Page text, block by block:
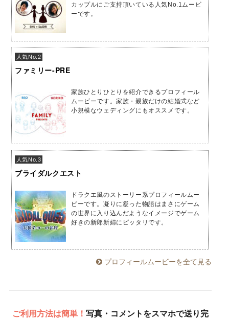
カップルにご支持頂いている人気No.1ムービ
ーです。
人気No.2
ファミリー-PRE
家族ひとりひとりを紹介できるプロフィール
ムービーです。家族・親族だけの結婚式など
小規模なウェディングにもオススメです。
人気No.3
ブライダルクエスト
ドラクエ風のストーリー系プロフィールムー
ビーです。凝りに凝った物語はまさにゲーム
の世界に入り込んだようなイメージでゲーム
好きの新郎新婦にピッタリです。
プロフィールムービーを全て見る
ご利用方法は簡単！ 写真・コメントをスマホで送り完